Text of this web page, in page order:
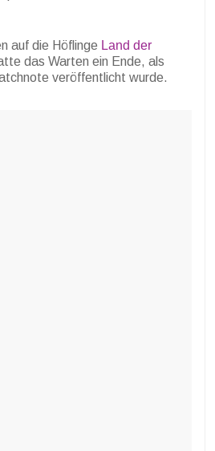
auf die Höflinge Land der
das Warten ein Ende, als
veröffentlicht wurde.